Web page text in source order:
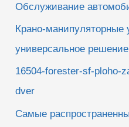
Обслуживание
Крано-манипуляторные
универсальное
16504-forester-sf-ploho-
dver
Самые